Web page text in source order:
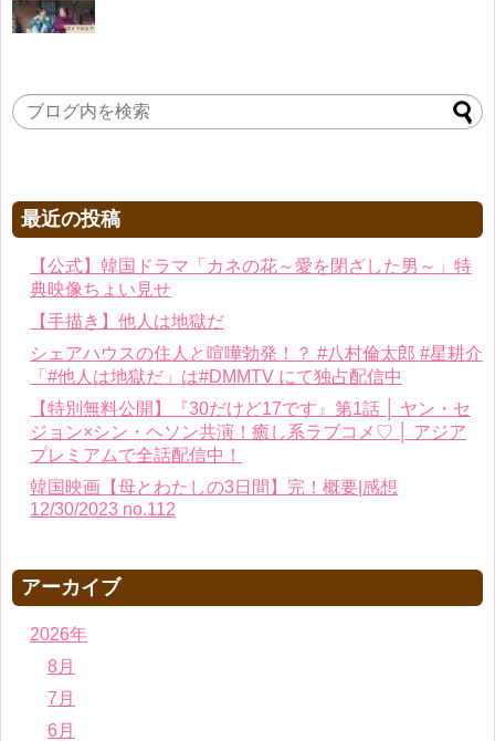
最近の投稿
【公式】韓国ドラマ「カネの花～愛を閉ざした男～」特
典映像ちょい見せ
【手描き】他人は地獄だ
シェアハウスの住人と喧嘩勃発！？ #八村倫太郎 #星耕介
「#他人は地獄だ」は#DMMTV にて独占配信中
【特別無料公開】『30だけど17です』第1話 │ ヤン・セ
ジョン×シン・ヘソン共演！癒し系ラブコメ♡ │ アジア
プレミアムで全話配信中！
韓国映画【母とわたしの3日間】完！概要|感想
12/30/2023 no.112
アーカイブ
2026年
8月
7月
6月